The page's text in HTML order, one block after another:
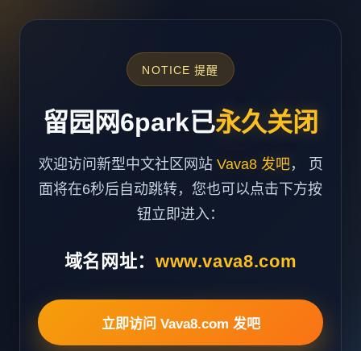
NOTICE 提醒
留园网6park已永久关闭
欢迎访问新型中文社区网站 Vava8 发吧， 页
面将在6秒后自动跳转，您也可以点击下方按
钮立即进入：
域名网址： www.vava8.com
立即访问 Vava8.com 发吧